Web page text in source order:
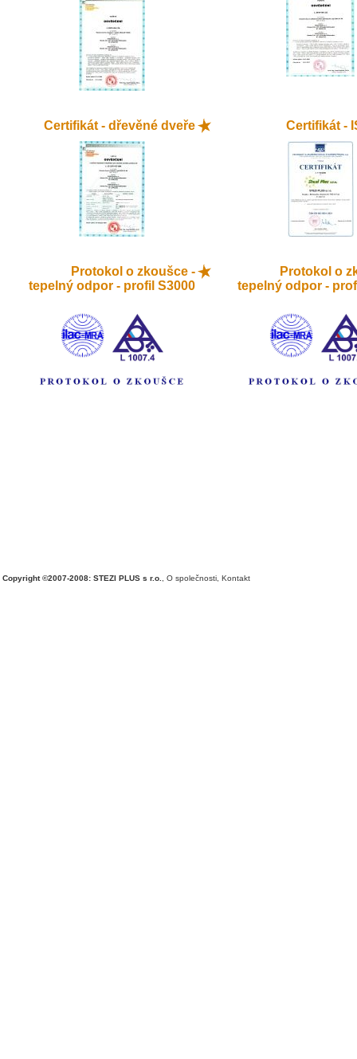
Certifikát - dřevěné dveře Certifikát -
Protokol o zkoušce -
tepelný odpor - profil S3000
Protokol o
tepelný odpor -
Copyright ©2007-2008: STEZI PLUS s r.o. O společnosti Kontakt